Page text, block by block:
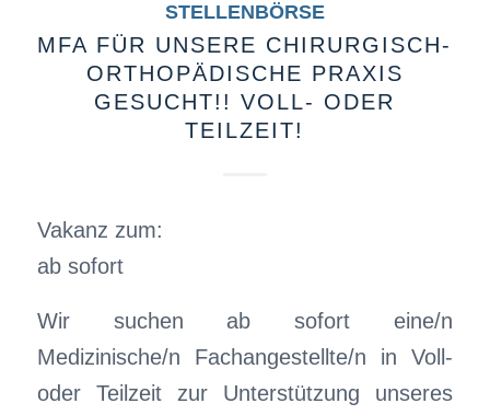
STELLENBÖRSE
MFA FÜR UNSERE CHIRURGISCH-
ORTHOPÄDISCHE PRAXIS
GESUCHT!! VOLL- ODER
TEILZEIT!
Vakanz zum:
ab sofort
Wir suchen ab sofort eine/n
Medizinische/n Fachangestellte/n in Voll-
oder Teilzeit zur Unterstützung unseres